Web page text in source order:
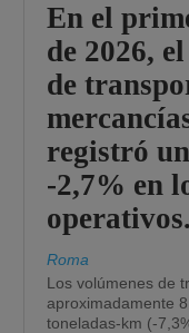
En el
de 2026,
de
registró
-2,7% en
Roma
Los volúmenes de
aproximadamente
toneladas-km (-